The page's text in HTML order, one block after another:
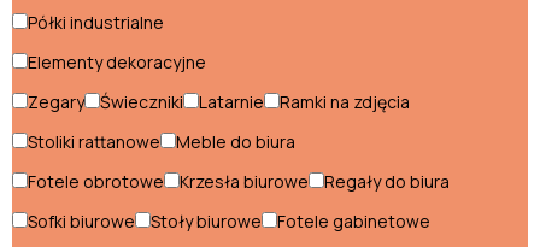
Narożniki glamour
Pufy glamour
Regały glamour
Sofy glamour
Półki industrialne
Elementy dekoracyjne
Zegary
Świeczniki Latarnie
Ramki na zdjęcia
Stoliki rattanowe
Meble do biura
Fotele obrotowe
Krzesła biurowe
Regały do biura
Sofki biurowe
Stoły biurowe
Fotele gabinetowe